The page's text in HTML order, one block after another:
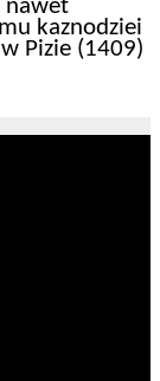
nawet
kaznodziei
Pizie (1409)